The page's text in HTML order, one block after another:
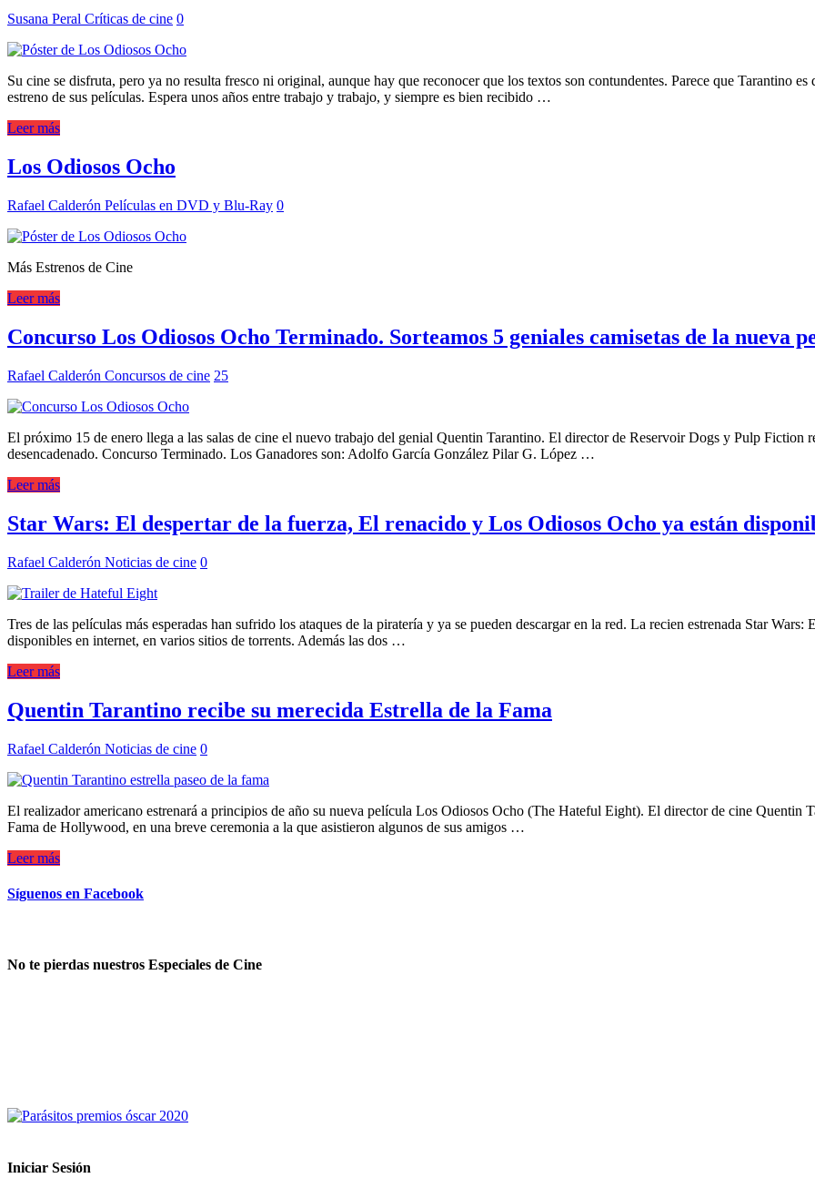
Susana Peral Críticas de cine 0
Su cine se disfruta, pero ya no resulta fresco ni original, aunque hay que reconocer que los textos son contundentes. Parece que Tarantino
estreno de sus películas. Espera unos años entre trabajo y trabajo, y siempre es bien recibido …
Leer más
Los Odiosos Ocho
Rafael Calderón Películas en DVD y Blu-Ray 0
Más Estrenos de Cine
Leer más
Concurso Los Odiosos Ocho Terminado. Sorteamos 5 geniales camisetas de la nueva
Rafael Calderón Concursos de cine 25
El próximo 15 de enero llega a las salas de cine el nuevo trabajo del genial Quentin Tarantino. El director de Reservoir Dogs y Pulp Fiction
desencadenado. Concurso Terminado. Los Ganadores son: Adolfo García González Pilar G. López …
Leer más
Star Wars: El despertar de la fuerza, El renacido y Los Odiosos Ocho ya están
Rafael Calderón Noticias de cine 0
Tres de las películas más esperadas han sufrido los ataques de la piratería y ya se pueden descargar en la red. La recien estrenada Star
disponibles en internet, en varios sitios de torrents. Además las dos …
Leer más
Quentin Tarantino recibe su merecida Estrella de la Fama
Rafael Calderón Noticias de cine 0
El realizador americano estrenará a principios de año su nueva película Los Odiosos Ocho (The Hateful Eight). El director de cine Quentin
Fama de Hollywood, en una breve ceremonia a la que asistieron algunos de sus amigos …
Leer más
Síguenos en Facebook
No te pierdas nuestros Especiales de Cine
Iniciar Sesión